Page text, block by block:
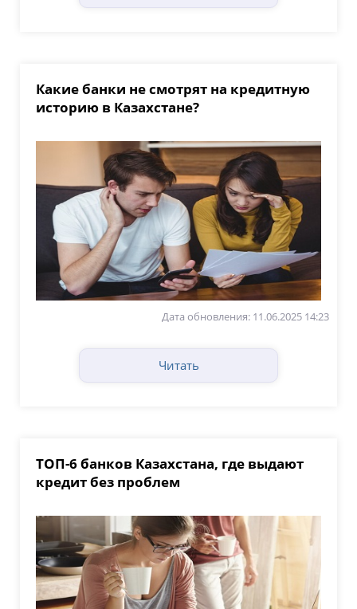
Какие банки не смотрят на кредитную
историю в Казахстане?
Дата обновления: 11.06.2025 14:23
Читать
ТОП-6 банков Казахстана, где выдают
кредит без проблем